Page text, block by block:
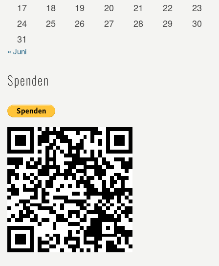
17
18 19 20 21 22
23
24
25 26 27 28 29
30
31
« Juni
Spenden